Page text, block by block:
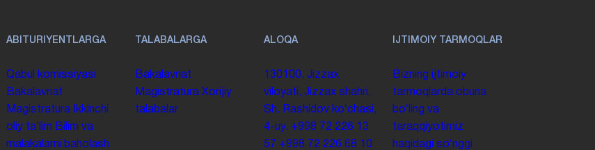
ABITURIYENTLARGA
Qabul komissiyasi
Bakalavriat
Magistratura
Ikkinchi
oliy taʼlim Bilim va
malakalarni baholash
TALABALARGA
Bakalavriat
Magistratura Xorijiy
talabalar
ALOQA
130100. Jizzax
viloyati, Jizzax shahri,
Sh. Rashidov koʻchasi,
4-uy. +998 72 226 13
57 +998 72 226 68 10
IJTIMOIY TARMOQLAR
Bizning ijtimoiy
tarmoqlarda obuna
boʻling va
taraqqiyotimiz
haqidagi soʻnggi